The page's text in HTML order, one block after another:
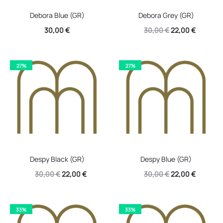
Debora Blue (GR)
30,00€
Debora Grey (GR)
30,00€Original
was:
30,00 €.
22,00€Η
είναι:
27%
Despy Black (GR)
30,00€Original
was:
30,00 €.
22,00€Η
είναι:
27%
Despy Blue (GR)
30,00€Original
was:
30,00 €.
22,00€Η
είναι:
33% 33%